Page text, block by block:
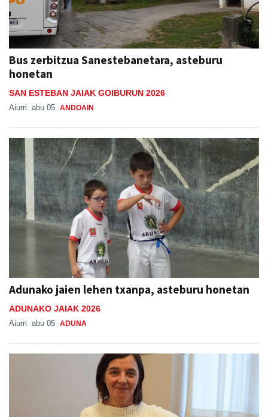
Bus zerbitzua Sanestebanetara, asteburu
honetan
SAN ESTEBAN JAIAK GOIBURUN 2026
Aiurri abu 05 ANDOAIN
Adunako jaien lehen txanpa, asteburu honetan
ADUNAKO JAIAK 2026
Aiurri abu 05 ADUNA